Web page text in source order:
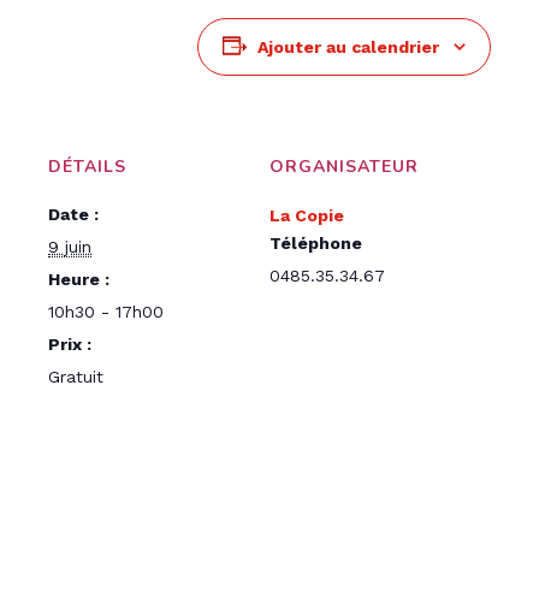
Ajouter au calendrier
DÉTAILS
Date :
9 juin
Heure :
10h30 - 17h00
Prix :
Gratuit
ORGANISATEUR
La Copie
Téléphone
0485.35.34.67